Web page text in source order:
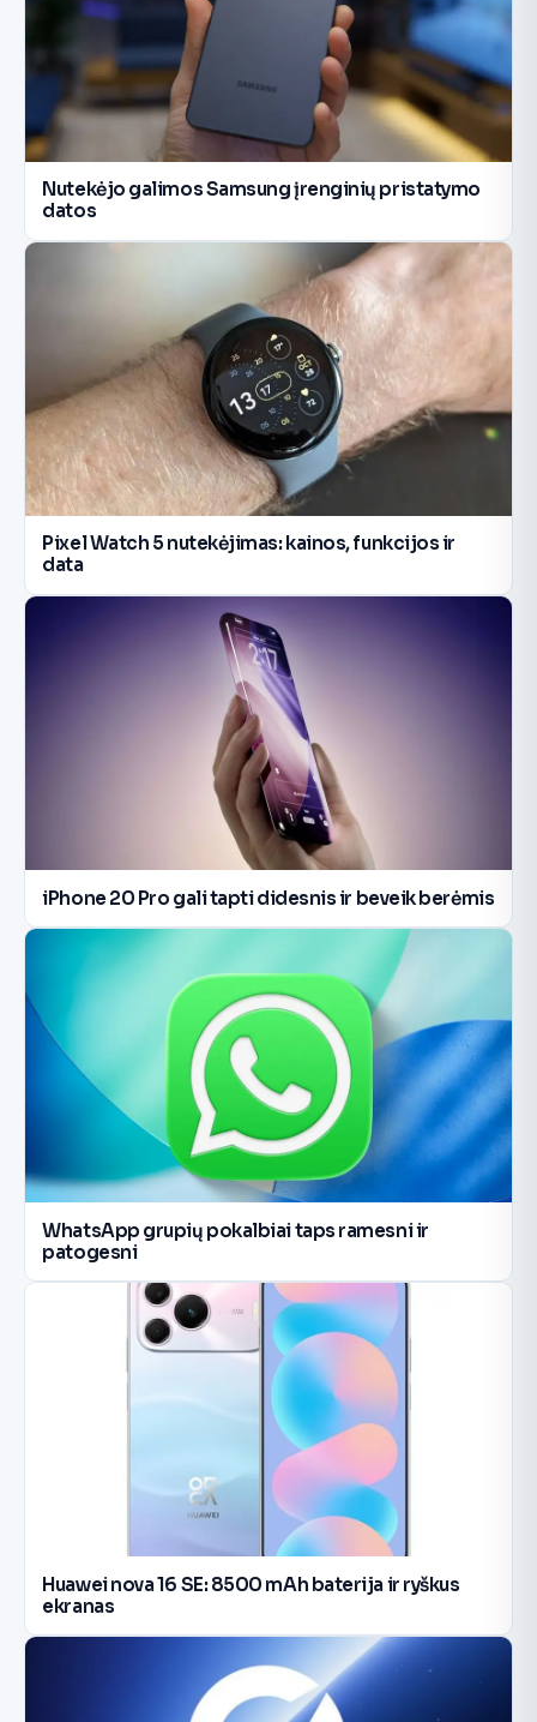
Nutekėjo galimos Samsung įrenginių pristatymo
datos
Pixel Watch 5 nutekėjimas: kainos, funkcijos ir
data
iPhone 20 Pro gali tapti didesnis ir beveik berėmis
WhatsApp grupių pokalbiai taps ramesni ir
patogesni
Huawei nova 16 SE: 8500 mAh baterija ir ryškus
ekranas